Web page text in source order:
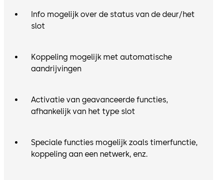
Info mogelijk over de status van de deur/het
slot
Koppeling mogelijk met automatische
aandrijvingen
Activatie van geavanceerde functies,
afhankelijk van het type slot
Speciale functies mogelijk zoals timerfunctie,
koppeling aan een netwerk, enz.